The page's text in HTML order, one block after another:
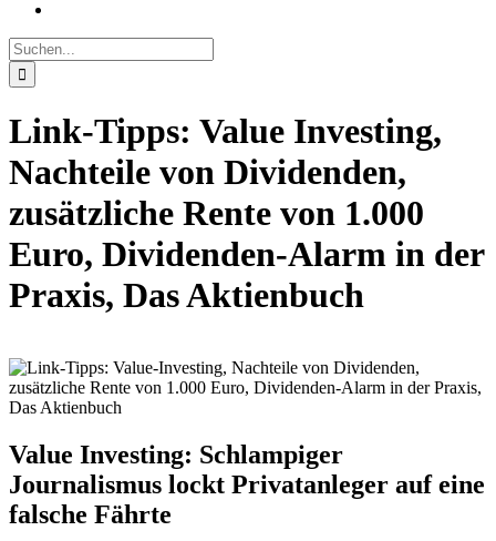
Suche
nach:
Link-Tipps: Value Investing,
Nachteile von Dividenden,
zusätzliche Rente von 1.000
Euro, Dividenden-Alarm in der
Praxis, Das Aktienbuch
Value Investing: Schlampiger
Journalismus lockt Privatanleger auf eine
falsche Fährte